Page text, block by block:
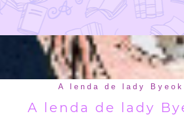
Amanda
A Princesa salva a